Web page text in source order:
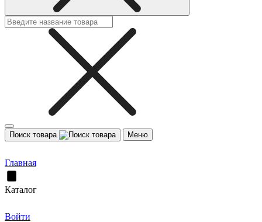
Поиск товара Меню
Главная
Каталог
Войти